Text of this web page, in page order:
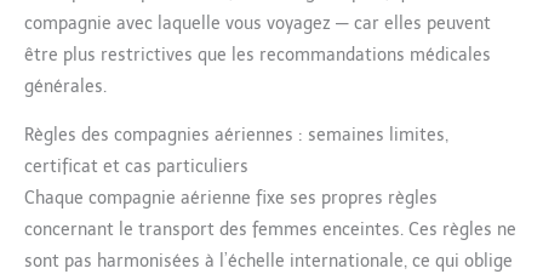
compagnie avec laquelle vous voyagez — car elles peuvent
être plus restrictives que les recommandations médicales
générales.
Règles des compagnies aériennes : semaines limites,
certificat et cas particuliers
Chaque compagnie aérienne fixe ses propres règles
concernant le transport des femmes enceintes. Ces règles ne
sont pas harmonisées à l’échelle internationale, ce qui oblige